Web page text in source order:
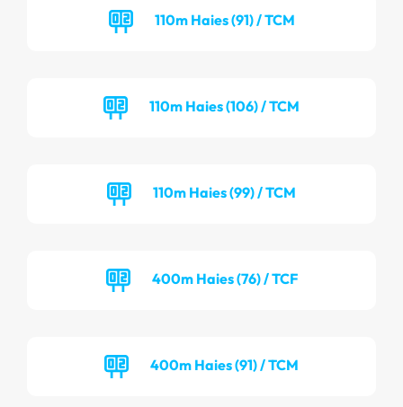
110m Haies (91) / TCM
110m Haies (106) / TCM
110m Haies (99) / TCM
400m Haies (76) / TCF
400m Haies (91) / TCM